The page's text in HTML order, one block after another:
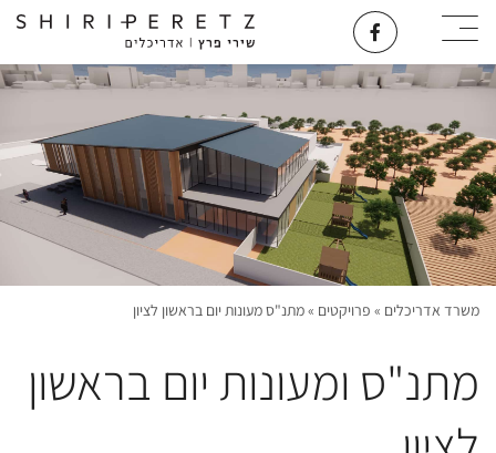
משרד אדריכלים » פרויקטים »מתנ"ס מעונות יום בראשון לציון
מתנ"ס ומעונות יום בראשון